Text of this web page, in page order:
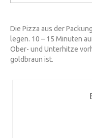
Die Pizza aus der
legen. 10 – 15 Minuten
Ober- und Unterhitze
goldbraun ist.